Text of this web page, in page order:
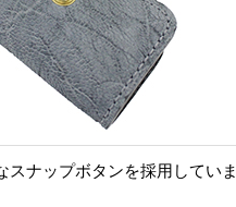
スナップボタンを採用していま